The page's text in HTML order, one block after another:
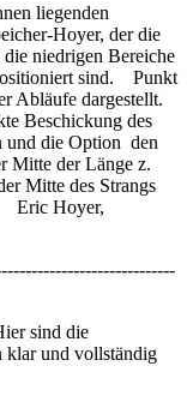
liegenden
Hoyer, der die
niedrigen Bereiche
sind. Punkt
Abläufe dargestellt.
Beschickung des
und die Option den
Mitte der Länge z.
Mitte des Strangs
Eric Hoyer,
sind die
klar und vollständig